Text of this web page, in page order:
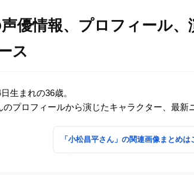
優情報、プロフィール
ス
生まれの36歳。
プロフィールから演じたキャラクター、最新
「小松昌平さん」の関連画像まとめは